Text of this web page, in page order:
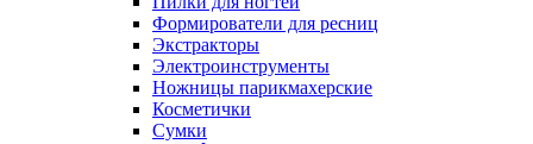
Формирователи для ресниц
Экстракторы
Электроинструменты
Ножницы парикмахерские
Косметички
Сумки